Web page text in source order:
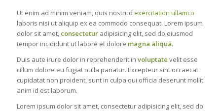
Ut enim ad minim veniam, quis nostrud exercitation ullamco
laboris nisi ut aliquip ex ea commodo consequat. Lorem ipsum
dolor sit amet, consecteturadipisicing elit, sed do eiusmod
tempor incididunt ut labore et dolore magna aliqua.
Duis aute irure dolor in reprehenderit in voluptate velit esse
cillum dolore eu fugiat nulla pariatur. Excepteur sint occaecat
cupidatat non proident, sunt in culpa qui officia deserunt mollit
anim id est laborum.
Lorem ipsum dolor sit amet, consectetur adipisicing elit, sed do